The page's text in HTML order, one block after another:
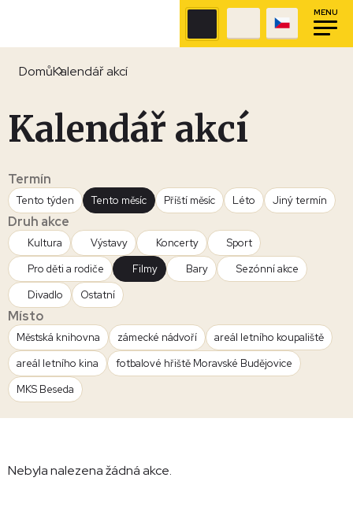
MENU
DomůKalendář akcí
Kalendář akcí
Termín
Tento týden Tento měsíc Příští měsíc Léto Jiný termín
Druh akce
Kultura Výstavy Koncerty
Sport
Pro děti a rodiče
Filmy Bary
Sezónní akce
Divadlo
Ostatní
Místo
Městská knihovna zámecké nádvoří
areál letního koupaliště
areál letního kina
fotbalové hřiště Moravské Budějovice
MKS Beseda
Nebyla nalezena žádná akce.